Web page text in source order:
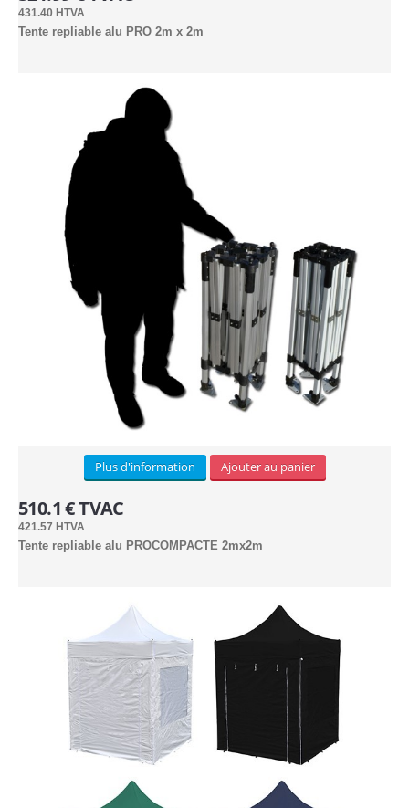
Industrielle
3mx3m (8)
4.5mx3m (9)
4mx4m (6)
6mx3m (8)
6mx4m (4pieds) (7)
6m Hexagonale (6)
8mx4m (6)
1.8x1.8m (1)
3x3m (3)
3x4.5m (3)
3x6m (3)
Kit de côtés (2)
Lests (1)
Lampes hallogènes chauffantes (1)
Lampes LED (1)
431.40 HTVA
Tente repliable alu PRO 2m x 2m
Plus d'information Ajouter au panier
510.1 € TVAC
421.57 HTVA
Tente repliable alu PROCOMPACTE 2mx2m